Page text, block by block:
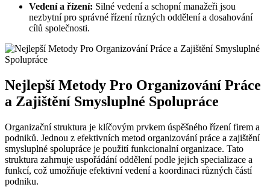
Vedení a řízení: Silné vedení a schopní manažeři jsou
nezbytní pro správné řízení různých oddělení a dosahování
cílů společnosti.
Nejlepší Metody Pro Organizování Práce
a Zajištění Smysluplné Spolupráce
Organizační struktura je klíčovým prvkem úspěšného řízení firem a
podniků. Jednou z efektivních metod organizování práce a zajištění
smysluplné spolupráce je použití funkcionalní organizace. Tato
struktura zahrnuje uspořádání oddělení podle jejich specializace a
funkcí, což umožňuje efektivní vedení a koordinaci různých částí
podniku.